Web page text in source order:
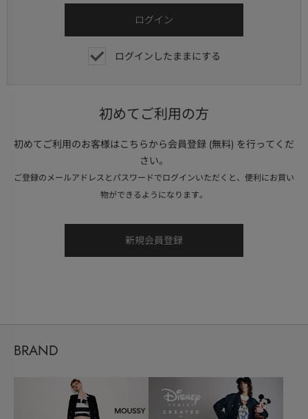
ログインしたままにする
初めてご利用の方
初めてご利用のお客様はこちらから会員登録 (無料) を行ってくだ
さい。
ご登録のメールアドレスとパスワードでログインいただくと、便利にお買い
物ができるようになります。
BRAND